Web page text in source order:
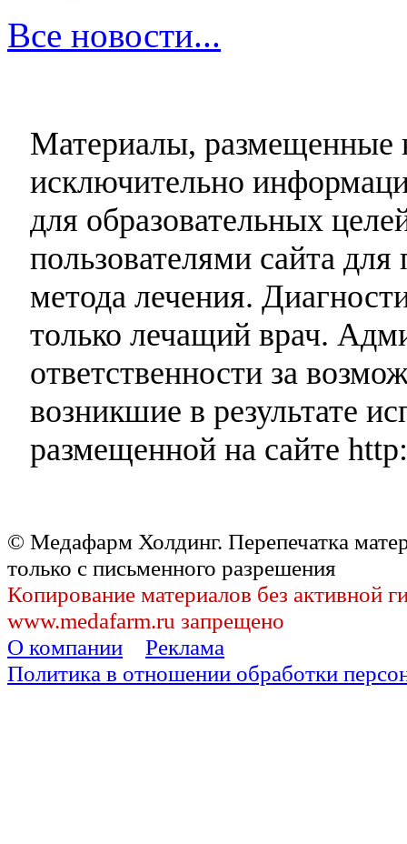
Все новости...
Материалы, размещенные
исключительно
для образовательных
пользователями сайта
метода лечения.
только лечащий врач.
ответственности за
возникшие в результате
размещенной на сайте
© Медафарм Холдинг. Перепечатка
только с письменного разрешения
Копирование материалов без активной
www.medafarm.ru запрещено
О компании
Реклама
Политика в отношении обработки